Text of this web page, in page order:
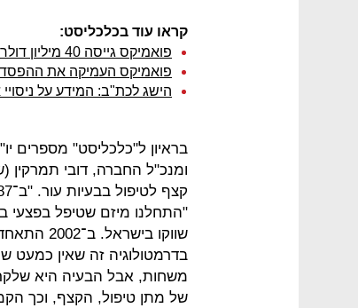
קראו עוד בכלכליסט:
פואמיקס גייסה 40 מיליון דולר; מחיר המניה נחתך בחצי
פואמיקס העמיקה את
הישג לכת"ב: המידע על
"התחלנו מיזם שטיפל בפצעי
שווקו
בדרמטולוגיה זה שאין כמעט
משחות, אבל הבעיה היא
של מתן טיפול, הקצף, וכך